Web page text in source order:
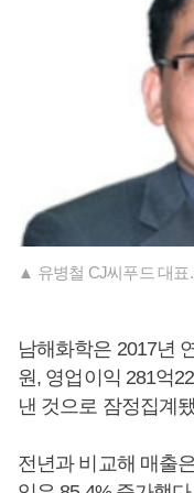
▲ 유병철 CJ씨푸드 대표.
남해화학은 2017년
원, 영업이익 281억
낸 것으로 잠정집계
전년과 비교해 매출